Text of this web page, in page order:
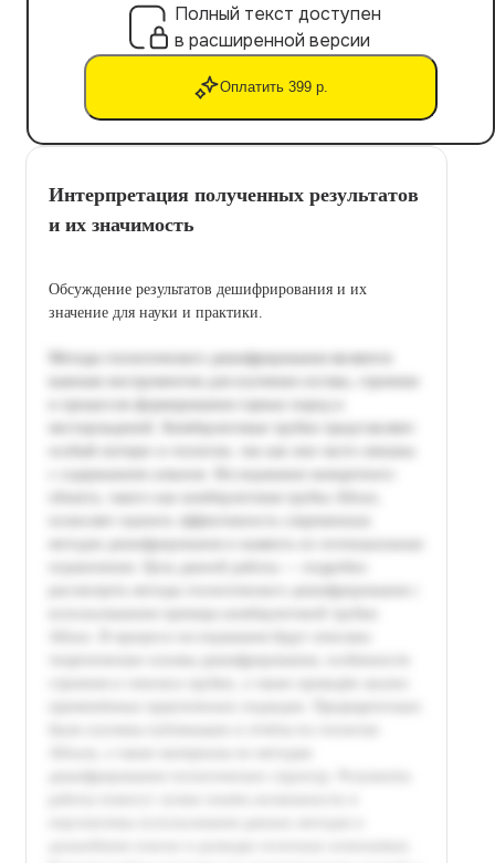
Полный текст доступен
в расширенной версии
Оплатить 399 р.
Интерпретация полученных результатов
и их значимость
Обсуждение результатов дешифрирования и их
значение для науки и практики.